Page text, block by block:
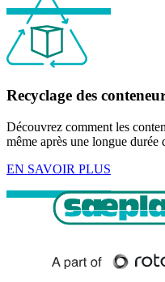
Recyclage des
Découvrez comment les
même après une longue durée
EN SAVOIR PLUS